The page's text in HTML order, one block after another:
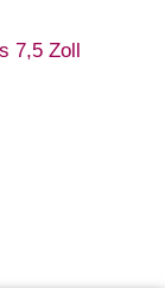
7,5 Zoll